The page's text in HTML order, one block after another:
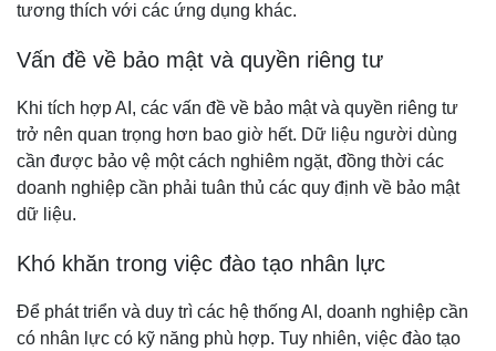
tương thích với các ứng dụng khác.
Vấn đề về bảo mật và quyền riêng tư
Khi tích hợp AI, các vấn đề về bảo mật và quyền riêng tư
trở nên quan trọng hơn bao giờ hết. Dữ liệu người dùng
cần được bảo vệ một cách nghiêm ngặt, đồng thời các
doanh nghiệp cần phải tuân thủ các quy định về bảo mật
dữ liệu.
Khó khăn trong việc đào tạo nhân lực
Để phát triển và duy trì các hệ thống AI, doanh nghiệp cần
có nhân lực có kỹ năng phù hợp. Tuy nhiên, việc đào tạo